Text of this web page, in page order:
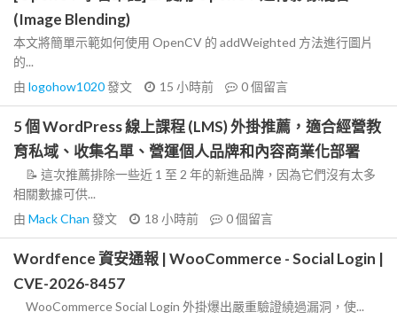
(Image Blending)
本文將簡單示範如何使用 OpenCV 的 addWeighted 方法進行圖片
的...
由 logohow1020發文 15 小時前 0個留言
5 個 WordPress 線上課程 (LMS) 外掛推薦，適合經營教
育私域、收集名單、營運個人品牌和內容商業化部署
📝 這次推薦排除一些近 1 至 2 年的新進品牌，因為它們沒有太多
相關數據可供...
由 Mack Chan 發文 18 小時前 0個留言
Wordfence 資安通報 | WooCommerce - Social Login |
CVE-2026-8457
WooCommerce Social Login 外掛爆出嚴重驗證繞過漏洞，使...